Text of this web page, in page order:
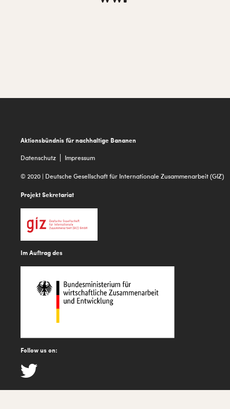
Footer
Aktionsbündnis für nachhaltige Bananen
Datenschutz Impressum
© 2020 | Deutsche Gesellschaft für Internationale Zusammenarbeit (GIZ)
Projekt Sekretariat
Im Auftrag des
Follow us on: